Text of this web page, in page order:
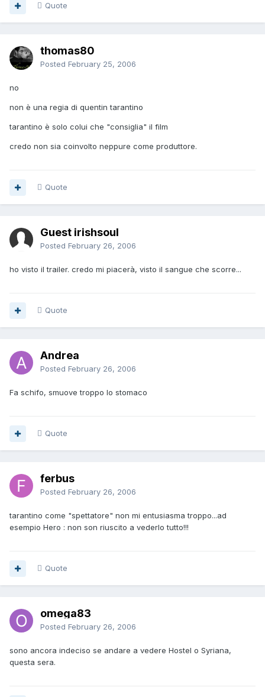
Quote
thomas80
Posted February 25, 2006
no
non è una regia di quentin tarantino
tarantino è solo colui che "consiglia" il film
credo non sia coinvolto neppure come produttore.
Quote
Guest irishsoul
Posted February 26, 2006
ho visto il trailer. credo mi piacerà, visto il sangue che scorre...
Quote
Andrea
Posted February 26, 2006
Fa schifo, smuove troppo lo stomaco
Quote
ferbus
Posted February 26, 2006
tarantino come "spettatore" non mi entusiasma troppo...ad
esempio Hero : non son riuscito a vederlo tutto!!!
Quote
omega83
Posted February 26, 2006
sono ancora indeciso se andare a vedere Hostel o Syriana,
questa sera.